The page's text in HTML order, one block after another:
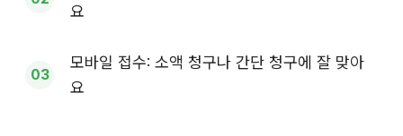
요
모바일 접수: 소액 청구나 간단 청구에 잘 맞아
요